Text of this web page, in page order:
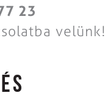
23
velünk!